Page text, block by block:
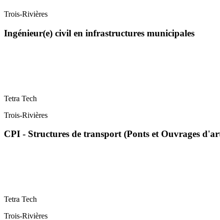
Trois-Rivières
Ingénieur(e) civil en infrastructures municipales
Tetra Tech
Trois-Rivières
CPI - Structures de transport (Ponts et Ouvrages
Tetra Tech
Trois-Rivières